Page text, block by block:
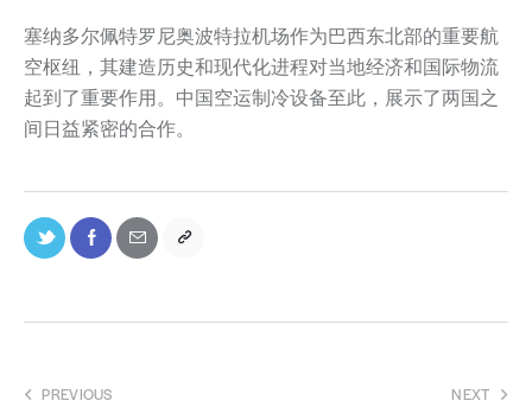
塞纳多尔佩特罗尼奥波特拉机场作为巴西东北部的重要航
空枢纽，其建造历史和现代化进程对当地经济和国际物流
起到了重要作用。中国空运制冷设备至此，展示了两国之
间日益紧密的合作。
PREVIOUS NEXT